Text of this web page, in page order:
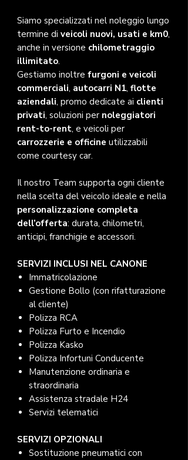
Siamo specializzati nel noleggio lungo
termine di veicoli nuovi, usati e km0,
anche in versione chilometraggio
illimitato.
Gestiamo inoltre furgoni e veicoli
commerciali, autocarri N1, flotte
aziendali, promo dedicate ai clienti
privati, soluzioni per noleggiatori
rent-to-rent, e veicoli per
carrozzerie e officine utilizzabili
come courtesy car.
Il nostro Team supporta ogni cliente
nella scelta del veicolo ideale e nella
personalizzazione completa
dell’offerta: durata, chilometri,
anticipi, franchigie e accessori.
SERVIZI INCLUSI NEL CANONE
Immatricolazione
Gestione Bollo (con rifatturazione
al cliente)
Polizza RCA
Polizza Furto e Incendio
Polizza Kasko
Polizza Infortuni Conducente
Manutenzione ordinaria e
straordinaria
Assistenza stradale H24
Servizi telematici
SERVIZI OPZIONALI
Sostituzione pneumatici con